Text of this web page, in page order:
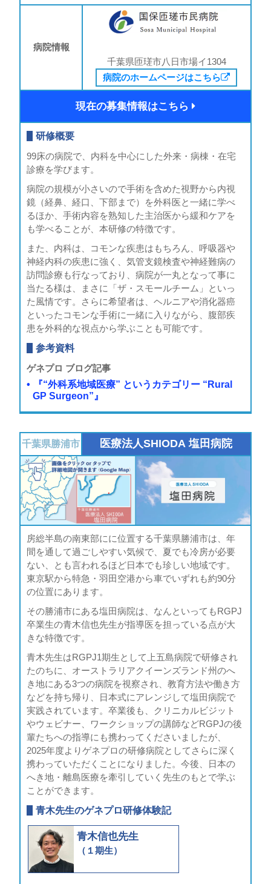
病院情報
千葉県匝瑳市八日市場イ1304
病院のホームページはこちら
現在の募集情報はこちら
研修概要
99床の病院で、内科を中心にした外来・病棟・在宅
診療を学びます。
病院の規模が小さいので手術を含めた視野から内視
鏡（経鼻、経口、下部まで）を外科医と一緒に学べ
るほか、手術内容を熟知した主治医から緩和ケアを
も学べることが、本研修の特徴です。
また、内科は、コモンな疾患はもちろん、呼吸器や
神経内科の疾患に強く、気管支鏡検査や神経難病の
訪問診療も行なっており、病院が一丸となって事に
当たる様は、まさに「ザ・スモールチーム」といっ
た風情です。さらに希望者は、ヘルニアや消化器癌
といったコモンな手術に一緒に入りながら、腹部疾
患を外科的な視点から学ぶことも可能です。
参考資料
ゲネプロ ブログ記事
『“外科系地域医療” というカテゴリー “Rural
GP Surgeon”』
千葉県勝浦市 医療法人SHIODA 塩田病院
房総半島の南東部にに位置する千葉県勝浦市は、年
間を通して過ごしやすい気候で、夏でも冷房が必要
ない、とも言われるほど日本でも珍しい地域です。
東京駅から特急・羽田空港から車でいずれも約90分
の位置にあります。
その勝浦市にある塩田病院は、なんといってもRGPJ
卒業生の青木信也先生が指導医を担っている点が大
きな特徴です。
青木先生はRGPJ1期生として上五島病院で研修され
たのちに、オーストラリアクイーンズランド州のへ
き地にある3つの病院を視察され、教育方法や働き方
などを持ち帰り、日本式にアレンジして塩田病院で
実践されています。卒業後も、クリニカルビジット
やウェビナー、ワークショップの講師などRGPJの後
輩たちへの指導にも携わってくださいましたが、
2025年度よりゲネプロの研修病院としてさらに深く
携わっていただくことになりました。今後、日本の
へき地・離島医療を牽引していく先生のもとで学ぶ
ことができます。
青木先生のゲネプロ研修体験記
青木信也先生
（１期生）